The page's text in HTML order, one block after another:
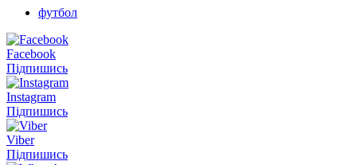
футбол
Facebook
Підпишись
Instagram
Підпишись
Viber
Підпишись